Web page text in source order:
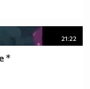
21:22
*